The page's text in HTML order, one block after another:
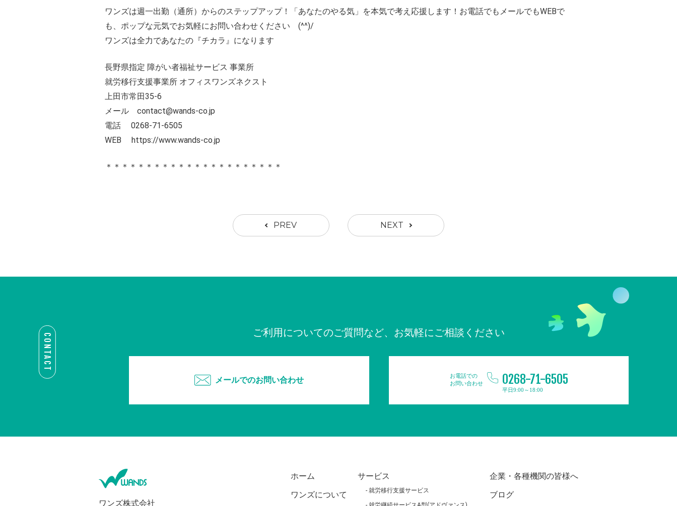
ワンズは週一出勤（通所）からのステップアップ！「あなたのやる気」を本気で考え応援します！お電話でもメールでもWEBで
も、ポップな元気でお気軽にお問い合わせください (^^)/
ワンズは全力であなたの『チカラ』になります
長野県指定 障がい者福祉サービス 事業所
就労移行支援事業所 オフィスワンズネクスト
上田市常田35-6
メール contact@wands-co.jp
電話 0268-71-6505
WEB https://www.wands-co.jp
＊＊＊＊＊＊＊＊＊＊＊＊＊＊＊＊＊＊＊＊＊＊
PREV NEXT
CONTACT ご利用についてのご質問など、お気軽にご相談ください
メールでのお問い合わせ
お電話での
お問い合わせ
0268-71-6505
平日9:00～18:00
ワンズ株式会社
ホーム
ワンズについて
サービス
就労移行支援サービス
企業・各種機関の皆様へ
ブログ